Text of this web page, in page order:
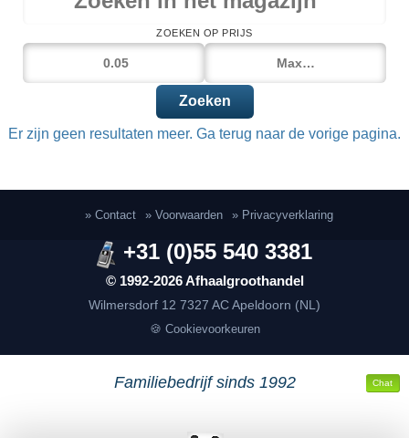
Chat
ZOEKEN OP PRIJS
Zoeken
Er zijn geen resultaten meer. Ga terug naar de vorige pagina.
» Contact » Voorwaarden » Privacyverklaring
© 1992-2026 Afhaalgroothandel
Wilmersdorf 12 7327 AC Apeldoorn (NL)
+31 (0)55 540 3381
🍪 Cookievoorkeuren
Familiebedrijf sinds 1992